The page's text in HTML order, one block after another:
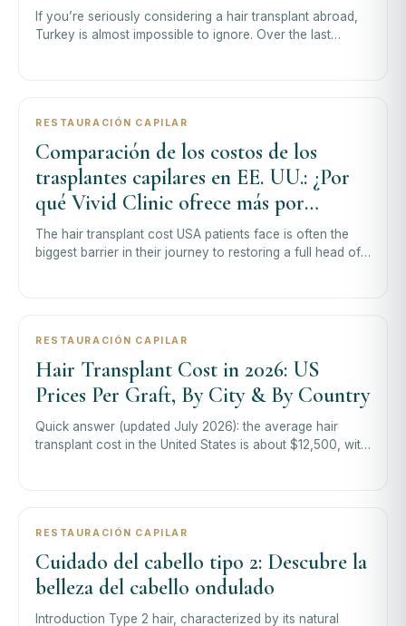
If you’re seriously considering a hair transplant abroad,
Turkey is almost impossible to ignore. Over the last
RESTAURACIÓN CAPILAR
Comparación de los costos de los
trasplantes capilares en EE. UU.: ¿Por
qué Vivid Clinic ofrece más por
menos?
The hair transplant cost USA patients face is often the
biggest barrier in their journey to restoring a full head of
RESTAURACIÓN CAPILAR
Hair Transplant Cost in 2026: US
Prices Per Graft, By City & By Country
Quick answer (updated July 2026): the average hair
transplant cost in the United States is about $12,500, with
RESTAURACIÓN CAPILAR
Cuidado del cabello tipo 2: Descubre la
belleza del cabello ondulado
Introduction Type 2 hair, characterized by its natural